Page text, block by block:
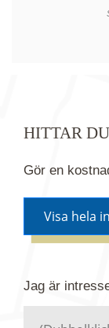
HITTAR
Gör en
Visa hela
Jag är